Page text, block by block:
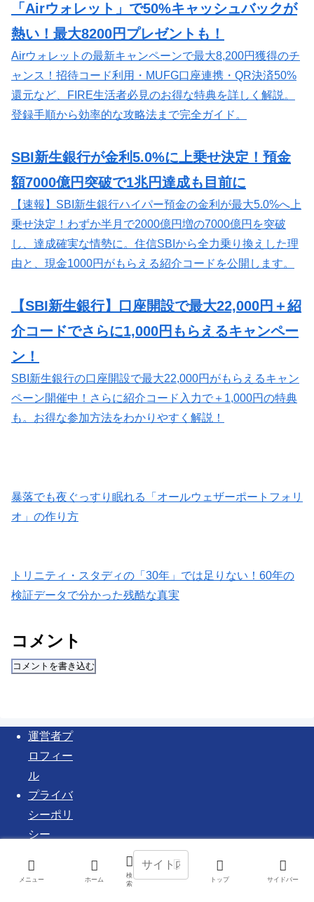
「Airウォレット」で50%キャッシュバックが
熱い！最大8200円プレゼントも！
Airウォレットの最新キャンペーンで最大8,200円獲得のチ
ャンス！招待コード利用・MUFG口座連携・QR決済50%
還元など、FIRE生活者必見のお得な特典を詳しく解説。
登録手順から効率的な攻略法まで完全ガイド。
SBI新生銀行が金利5.0%に上乗せ決定！預金
額7000億円突破で1兆円達成も目前に
【速報】SBI新生銀行ハイパー預金の金利が最大5.0%へ上
乗せ決定！わずか半月で2000億円増の7000億円を突破
し、達成確実な情勢に。住信SBIから全力乗り換えした理
由と、現金1000円がもらえる紹介コードを公開します。
【SBI新生銀行】口座開設で最大22,000円＋紹
介コードでさらに1,000円もらえるキャンペー
ン！
SBI新生銀行の口座開設で最大22,000円がもらえるキャン
ペーン開催中！さらに紹介コード入力で＋1,000円の特典
も。お得な参加方法をわかりやすく解説！
暴落でも夜ぐっすり眠れる「オールウェザーポートフォリ
オ」の作り方
トリニティ・スタディの「30年」では足りない！60年の
検証データで分かった残酷な真実
コメント
コメントを書き込む
運営者プ
ロフィー
ル
プライバ
シーポリ
シー
わせ
メニュー ホーム
検
索
トップ サイドバー